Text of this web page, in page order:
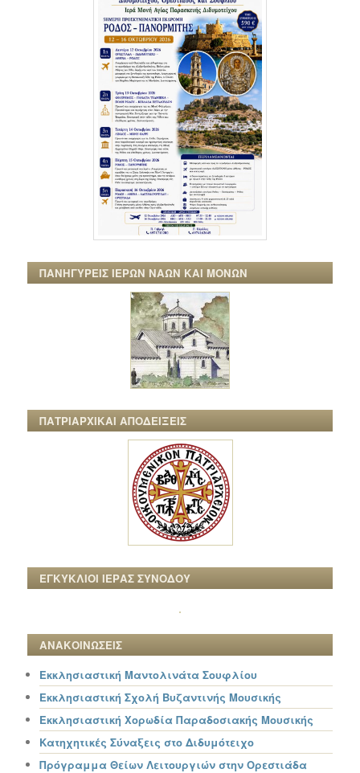
ΠΑΝΗΓΥΡΕΙΣ ΙΕΡΩΝ ΝΑΩΝ ΚΑΙ ΜΟΝΩΝ
ΠΑΤΡΙΑΡΧΙΚΑΙ ΑΠΟΔΕΙΞΕΙΣ
ΕΓΚΥΚΛΙΟΙ ΙΕΡΑΣ ΣΥΝΟΔΟΥ
ΑΝΑΚΟΙΝΩΣΕΙΣ
Εκκλησιαστική Μαντολινάτα Σουφλίου
Εκκλησιαστική Σχολή Βυζαντινής Μουσικής
Εκκλησιαστική Χορωδία Παραδοσιακής Μουσικής
Κατηχητικές Σύναξεις στο Διδυμότειχο
Πρόγραμμα Θείων Λειτουργιών στην Ορεστιάδα